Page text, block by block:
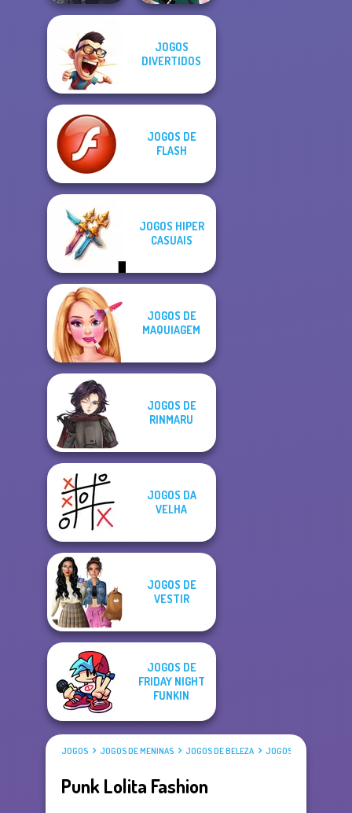
Manga Creator
Vampire Hunter
P...
JOGOS
DIVERTIDOS
JOGOS DE
FLASH
JOGOS HIPER
CASUAIS
JOGOS DE
MAQUIAGEM
JOGOS DE
RINMARU
JOGOS DA
VELHA
JOGOS DE
VESTIR
JOGOS DE
FRIDAY NIGHT
FUNKIN
JOGOS JOGOS DE MENINAS JOGOS DE BELEZA JOGOS DE VESTIR
Punk Lolita Fashion